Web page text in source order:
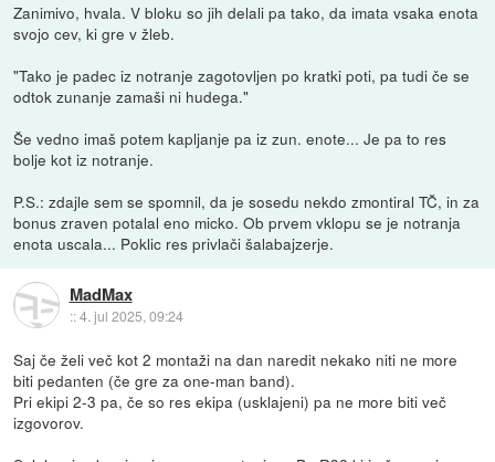
Zanimivo, hvala. V bloku so jih delali pa tako, da imata vsaka enota
svojo cev, ki gre v žleb.
"Tako je padec iz notranje zagotovljen po kratki poti, pa tudi če se
odtok zunanje zamaši ni hudega."
Še vedno imaš potem kapljanje pa iz zun. enote... Je pa to res
bolje kot iz notranje.
P.S.: zdajle sem se spomnil, da je sosedu nekdo zmontiral TČ, in za
bonus zraven potalal eno micko. Ob prvem vklopu se je notranja
enota uscala... Poklic res privlači šalabajzerje.
MadMax
::4. jul 2025, 09:24
Saj če želi več kot 2 montaži na dan naredit nekako niti ne more
biti pedanten (če gre za one-man band).
Pri ekipi 2-3 pa, če so res ekipa (usklajeni) pa ne more biti več
izgovorov.